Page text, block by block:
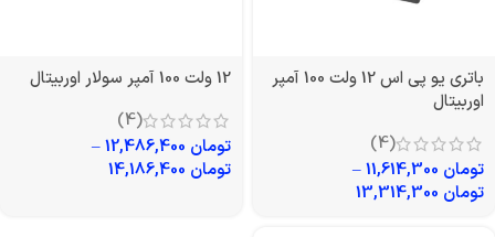
باتری یو پی اس 12 ولت 100 آمپر
اوربیتال
(4)
تومان
–
تومان
12 ولت 100 آمپر سولار اوربیتال
(4)
تومان
–
تومان